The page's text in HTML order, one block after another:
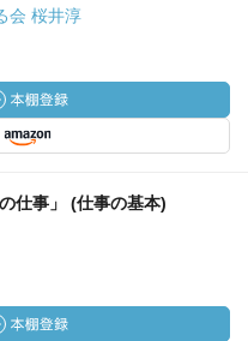
会 桜井淳
仕事」 (仕事の基本)